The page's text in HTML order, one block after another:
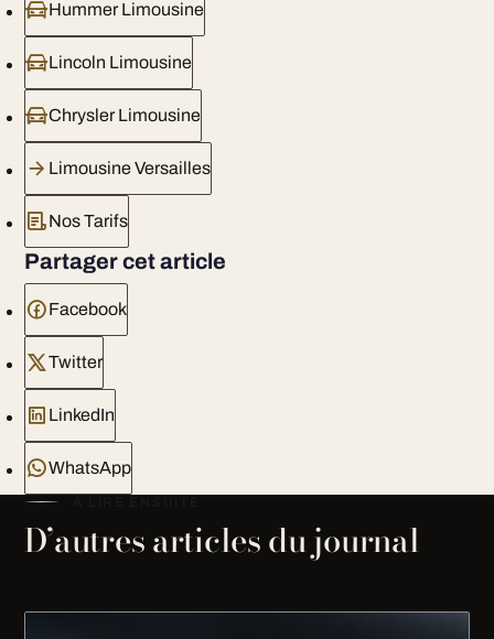
Hummer Limousine
Lincoln Limousine
Chrysler Limousine
Limousine Versailles
Nos Tarifs
Partager cet article
Facebook
Twitter
LinkedIn
WhatsApp
D’autres articles du journal